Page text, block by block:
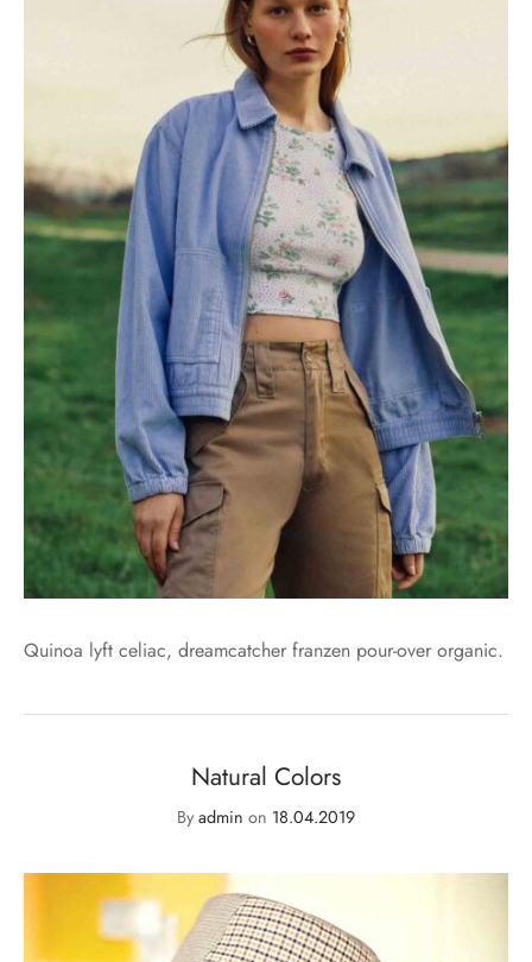
Quinoa lyft celiac, dreamcatcher franzen pour-over organic.
Natural Colors
By admin on 18.04.2019